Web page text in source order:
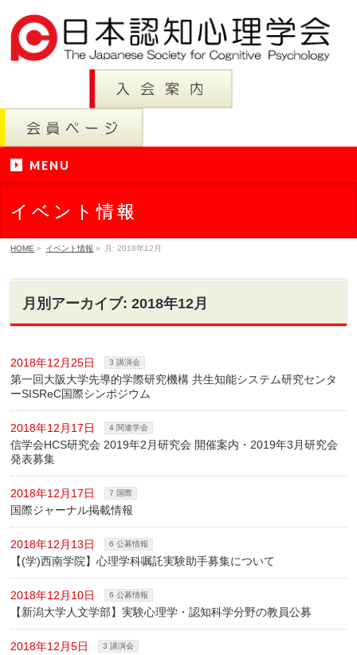
MENU
イベント情報
HOME » イベント情報 » 月:2018年12月
月別アーカイブ: 2018年12月
2018年12月25日 3 講演会
第一回大阪大学先導的学際研究機構 共生知能システム研究センタ
ーSISReC国際シンポジウム
2018年12月17日 4 関連学会
信学会HCS研究会 2019年2月研究会 開催案内・2019年3月研究会
発表募集
2018年12月17日 7 国際
国際ジャーナル掲載情報
2018年12月13日 6 公募情報
【(学)西南学院】心理学科嘱託実験助手募集について
2018年12月10日 6 公募情報
【新潟大学人文学部】実験心理学・認知科学分野の教員公募
2018年12月5日 3 講演会